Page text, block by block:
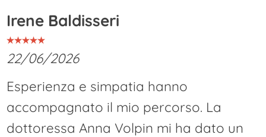
Irene Baldisseri
22/06/2026
Esperienza e simpatia hanno
accompagnato il mio percorso. La
dottoressa Anna Volpin mi ha dato un